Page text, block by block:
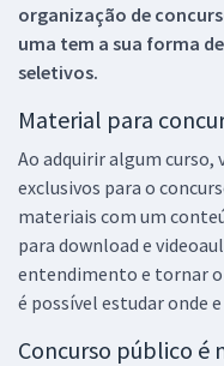
organização de
uma tem a sua forma
seletivos.
Material para
Ao adquirir algum curso,
exclusivos para o
materiais com um
para download e
entendimento e tornar
é possível estudar onde
Concurso público é